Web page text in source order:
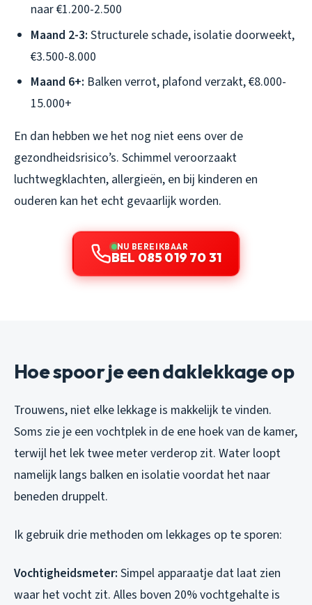
naar €1.200-2.500
Maand 2-3: Structurele schade, isolatie doorweekt,
€3.500-8.000
Maand 6+: Balken verrot, plafond verzakt, €8.000-
15.000+
En dan hebben we het nog niet eens over de
gezondheidsrisico’s. Schimmel veroorzaakt
luchtwegklachten, allergieën, en bij kinderen en
ouderen kan het echt gevaarlijk worden.
NU BEREIKBAAR
BEL 085 019 70 31
Hoe spoor je een daklekkage op
Trouwens, niet elke lekkage is makkelijk te vinden.
Soms zie je een vochtplek in de ene hoek van de kamer,
terwijl het lek twee meter verderop zit. Water loopt
namelijk langs balken en isolatie voordat het naar
beneden druppelt.
Ik gebruik drie methoden om lekkages op te sporen:
Vochtigheidsmeter: Simpel apparaatje dat laat zien
waar het vocht zit. Alles boven 20% vochtgehalte is